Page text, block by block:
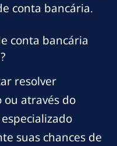
conta bancária.
conta bancária
resolver
ou através do
suas chances de